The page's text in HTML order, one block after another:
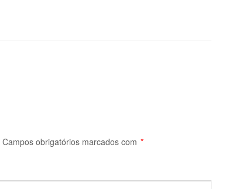
Campos obrigatórios marcados com *